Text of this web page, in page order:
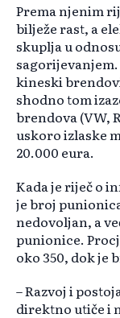
Prema njenim
bilježe rast, a
skuplja u
kineski
shodno tom
brendova (VW,
uskoro izlaske
20.000 eura.
Kada je riječ o
je broj
nedovoljan, a
punionice.
oko 350, dok je
– Razvoj i
direktno utiče i